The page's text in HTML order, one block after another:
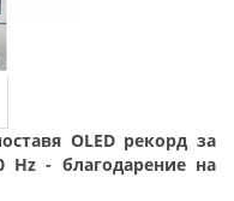
OLED рекорд за
Hz - благодарение на